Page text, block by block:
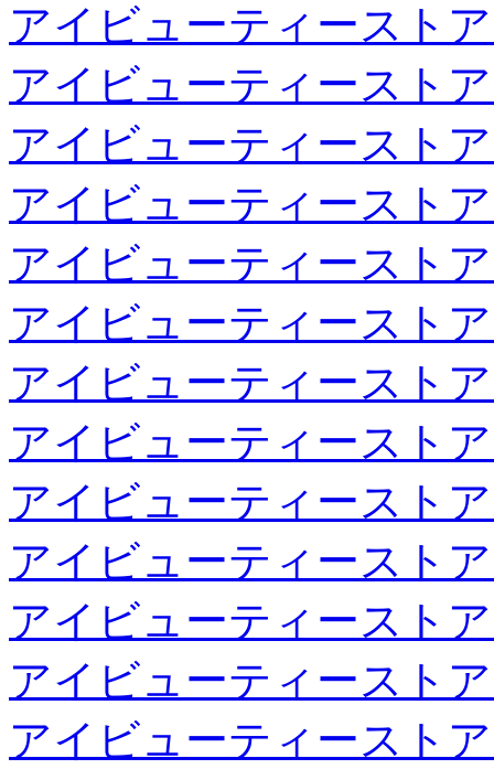
アイビューティースト
アイビューティースト
アイビューティースト
アイビューティースト
アイビューティースト
アイビューティースト
アイビューティースト
アイビューティースト
アイビューティースト
アイビューティースト
アイビューティースト
アイビューティースト
アイビューティースト